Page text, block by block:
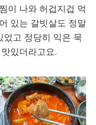
이 나와 허겁지겁 먹
있는 갈빗살도 정말
었고 정당히 익은 묵
있더라고요.